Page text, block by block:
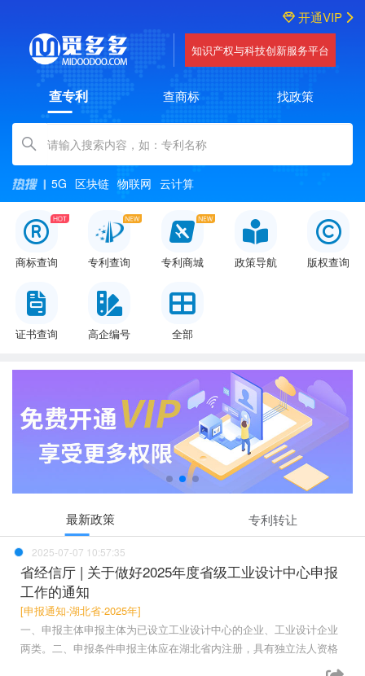
开通VIP
知识产权与科技创新服务平台
查专利 查商标 找政策
Amount (in dollars)
5G 区块链 物联网 云计算
商标查询 专利查询 专利商城 政策导航 版权查询
证书查询 高企编号 全部
最新政策 专利转让
2025-07-07 10:57:35
省经信厅 | 关于做好2025年度省级工业设计中心申报
工作的通知
[申报通知-湖北省-2025年]
一、申报主体申报主体为已设立工业设计中心的企业、工业设计企业
两类。二、申报条件申报主体应在湖北省内注册，具有独立法人资格